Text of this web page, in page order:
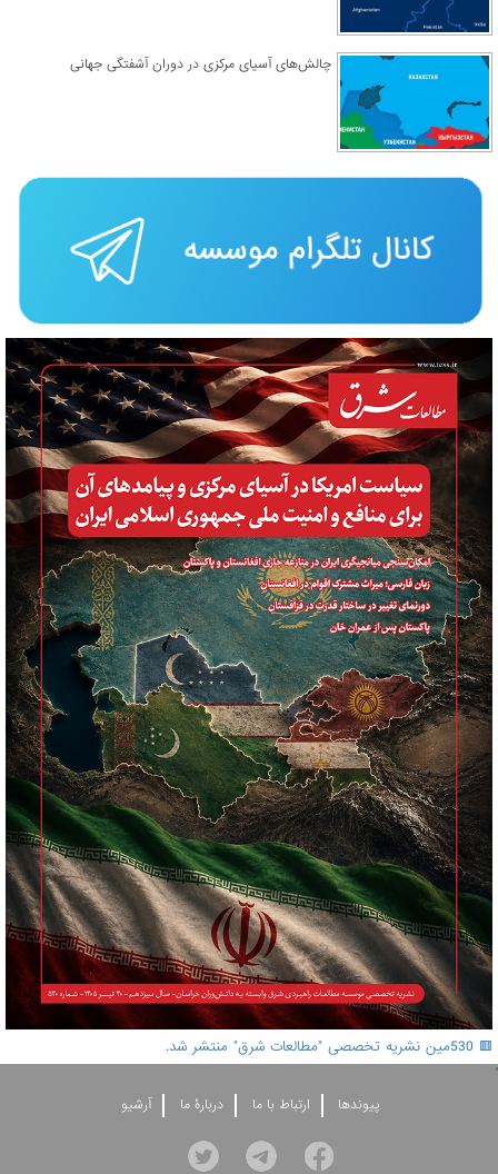
چالش‌های آسیای مرکزی در دوران آشفتگی جهانی
🟥 530مین نشریه تخصصی "مطالعات شرق" منتشر شد.
'
پيوندها ارتباط با ما دربارۀ ما آرشيو